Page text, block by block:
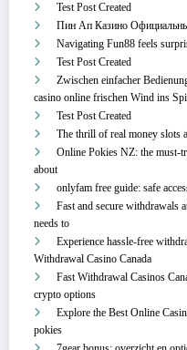
Test Post Created
Пин Ап Казино
Navigating Fun88 feels
Test Post Created
Zwischen einfacher
casino online frischen Wind ins
Test Post Created
The thrill of real money slots
Online Pokies NZ: the must-
about
onlyfam free guide: safe
Fast and secure withdrawals
needs to
Experience hassle-free
Withdrawal Casino Canada
Fast Withdrawal Casinos
crypto options
Explore the Best Online
pokies